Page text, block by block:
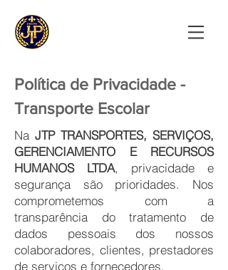
Política de Privacidade -
Transporte Escolar
Na JTP TRANSPORTES, SERVIÇOS,
GERENCIAMENTO E RECURSOS
HUMANOS LTDA, privacidade e
segurança são prioridades. Nos
comprometemos com a
transparência do tratamento de
dados pessoais dos nossos
colaboradores, clientes, prestadores
de serviços e fornecedores.